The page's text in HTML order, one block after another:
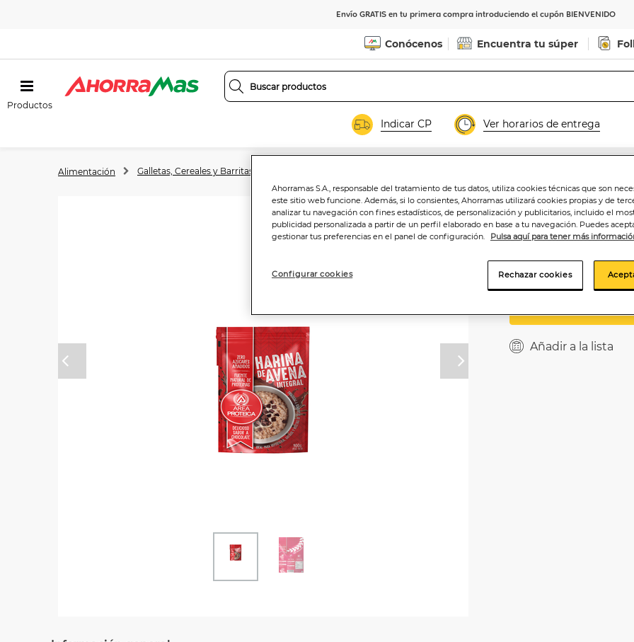
Envío GRATIS en tu primera compra introduciendo el cupón BIENVENIDO
Conócenos Encuentra tu súper
Productos
Indicar CP Ver horarios de entrega
Alimentación Galletas, Cereales y Barritas
Anterior
Harina de
4,43€/kilo
Añadir a la lista
Ahorramas S.A., responsable del tratamiento de tus datos, utiliza cookies técnicas que son
este sitio web funcione. Además, si lo consientes, Ahorramas utilizará cookies propias y de
analizar tu navegación con fines estadísticos, de personalización y publicitarios, incluido el
publicidad personalizada a partir de un perfil elaborado en base a tu navegación. Puedes
gestionar tus preferencias en el panel de configuración.
Pulsa aquí para tener más
Configurar cookies Rechazar cookies